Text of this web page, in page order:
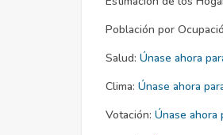
Población por
Salud: Únase ahora
Clima: Únase ahora
Votación: Únase ahora